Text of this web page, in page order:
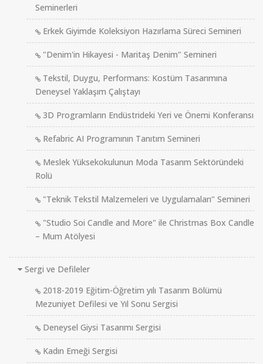
Seminerleri
Erkek Giyimde Koleksiyon Hazırlama Süreci Semineri
"Denim'in Hikayesi - Maritaş Denim" Semineri
Tekstil, Duygu, Performans: Kostüm Tasarımına
Deneysel Yaklaşım Çalıştayı
3D Programların Endüstrideki Yeri ve Önemi Konferansı
Refabric AI Programının Tanıtım Semineri
Meslek Yüksekokulunun Moda Tasarım Sektöründeki
Rolü
"Teknik Tekstil Malzemeleri ve Uygulamaları" Semineri
"Studio Soi Candle and More" ile Christmas Box Candle
– Mum Atölyesi
Sergi ve Defileler
2018-2019 Eğitim-Öğretim yılı Tasarım Bölümü
Mezuniyet Defilesi ve Yıl Sonu Sergisi
Deneysel Giysi Tasarımı Sergisi
Kadın Emeği Sergisi